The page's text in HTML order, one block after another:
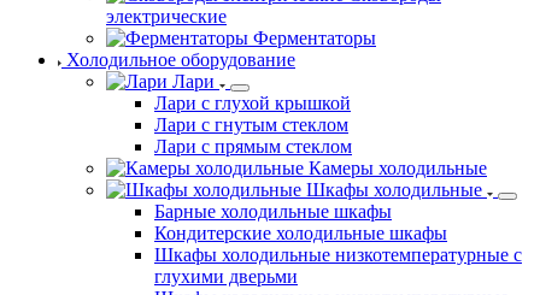
электрические
Ферментаторы
Холодильное оборудование
Лари
Лари с глухой крышкой
Лари с гнутым стеклом
Лари с прямым стеклом
Камеры холодильные
Шкафы холодильные
Барные холодильные шкафы
Кондитерские холодильные шкафы
Шкафы холодильные низкотемпературные с
глухими дверьми